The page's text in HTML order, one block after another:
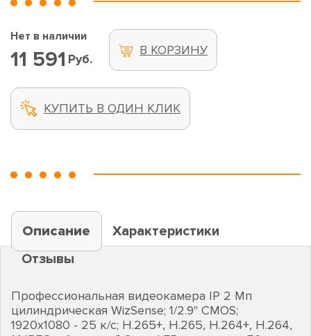
Нет в наличии
11 591 Руб.
В КОРЗИНУ
КУПИТЬ В ОДИН КЛИК
Описание
Характеристики
Отзывы
Профессиональная видеокамера IP 2 Мп
цилиндрическая WizSense; 1/2.9" CMOS;
1920х1080 - 25 к/с; H.265+, H.265, H.264+, H.264,